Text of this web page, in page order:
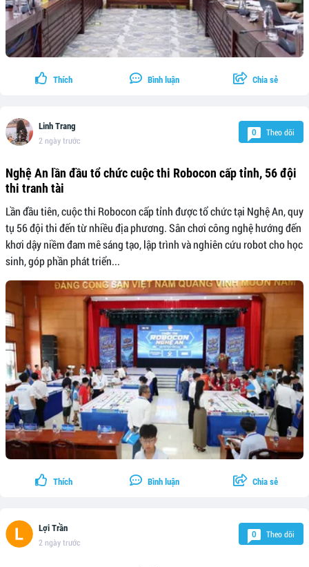
Thích Bình luận Chia sẻ
Linh Trang
2 ngày trước
0 Theo dõi
Nghệ An lần đầu tổ chức cuộc thi Robocon cấp tỉnh, 56 đội
thi tranh tài
Lần đầu tiên, cuộc thi Robocon cấp tỉnh được tổ chức tại Nghệ An, quy
tụ 56 đội thi đến từ nhiều địa phương. Sân chơi công nghệ hướng đến
khơi dậy niềm đam mê sáng tạo, lập trình và nghiên cứu robot cho học
sinh, góp phần phát triển...
Thích Bình luận Chia sẻ
Lợi Trần
2 ngày trước
0 Theo dõi